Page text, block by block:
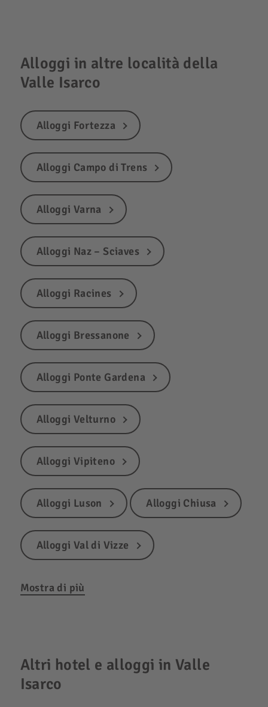
Alloggi in altre località della
Valle Isarco
Alloggi Fortezza
Alloggi Campo di Trens
Alloggi Varna
Alloggi Naz – Sciaves
Alloggi Racines
Alloggi Bressanone
Alloggi Ponte Gardena
Alloggi Velturno
Alloggi Vipiteno
Alloggi Luson Alloggi Chiusa
Alloggi Val di Vizze
Mostra di più
Altri hotel e alloggi in Valle
Isarco